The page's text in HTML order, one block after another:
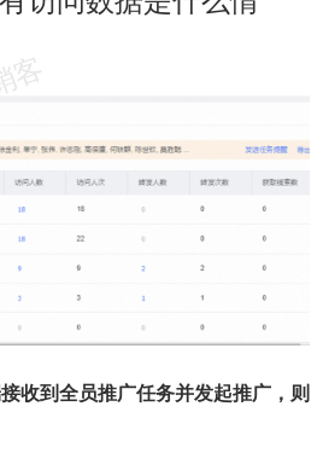
收到全员推广任务并发起推广，则